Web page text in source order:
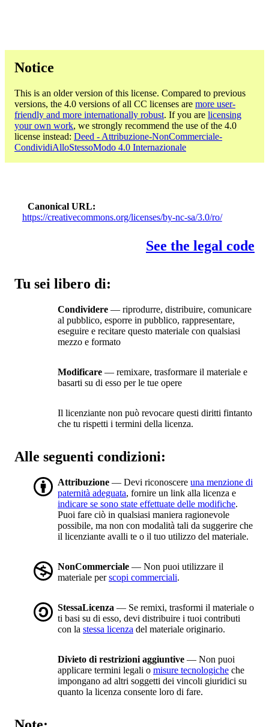
Notice
This is an older version of this license. Compared to previous
versions, the 4.0 versions of all CC licenses are more user-
friendly and more internationally robust. If you are licensing
your own work, we strongly recommend the use of the 4.0
license instead: Deed - Attribuzione-NonCommerciale-
CondividiAlloStessoModo 4.0 Internazionale
Canonical URL
https://creativecommons.org/licenses/by-nc-sa/3.0/ro/
See the legal code
Tu sei libero di:
Condividere — riprodurre, distribuire, comunicare
al pubblico, esporre in pubblico, rappresentare,
eseguire e recitare questo materiale con qualsiasi
mezzo e formato
Modificare — remixare, trasformare il materiale e
basarti su di esso per le tue opere
Il licenziante non può revocare questi diritti fintanto
che tu rispetti i termini della licenza.
Alle seguenti condizioni:
Attribuzione — Devi riconoscere una menzione di
paternità adeguata, fornire un link alla licenza e
indicare se sono state effettuate delle modifiche.
Puoi fare ciò in qualsiasi maniera ragionevole
possibile, ma non con modalità tali da suggerire che
il licenziante avalli te o il tuo utilizzo del materiale.
NonCommerciale — Non puoi utilizzare il
materiale perscopi commerciali.
StessaLicenza — Se remixi, trasformi il materiale o
ti basi su di esso, devi distribuire i tuoi contributi
con la stessa licenza del materiale originario.
Divieto di restrizioni aggiuntive — Non puoi
applicare termini legali o misure tecnologiche che
impongano ad altri soggetti dei vincoli giuridici su
quanto la licenza consente loro di fare.